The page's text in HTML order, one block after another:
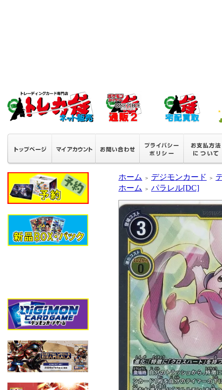
ホーム ＞ デジモンカード ＞
ホーム
＞ パラレル[DC]